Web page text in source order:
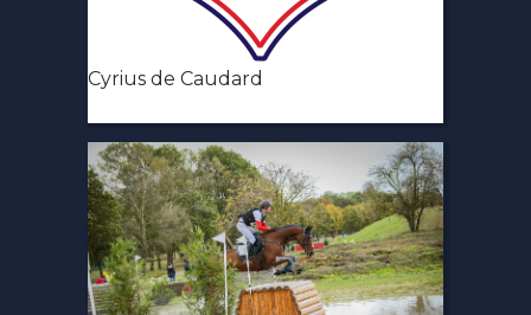
Cyrius de Caudard